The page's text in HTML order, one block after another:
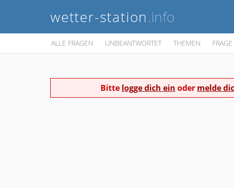
wetter-station.info
ALLE FRAGEN UNBEANTWORTET THEMEN
Bitte logge dich ein oder melde